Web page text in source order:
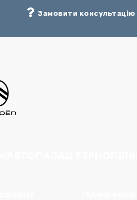
Замовити консультацію